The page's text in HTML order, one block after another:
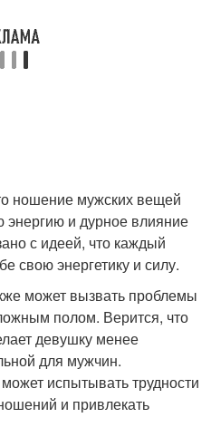
ношение мужских вещей
энергию и дурное влияние
с идеей, что каждый
свою энергетику и силу.
может вызвать проблемы
полом. Верится, что
девушку менее
для мужчин.
испытывать трудности
и привлекать